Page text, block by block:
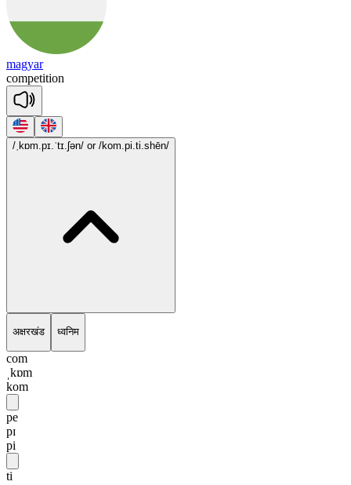
magyar
competition
/ˌkɒm.pɪ.ˈtɪ.ʃən/ or /kom.pi.ti.shēn/
अक्षरखंड ध्वनिम
com
ˌkɒm
kom
pe
pɪ
pi
ti